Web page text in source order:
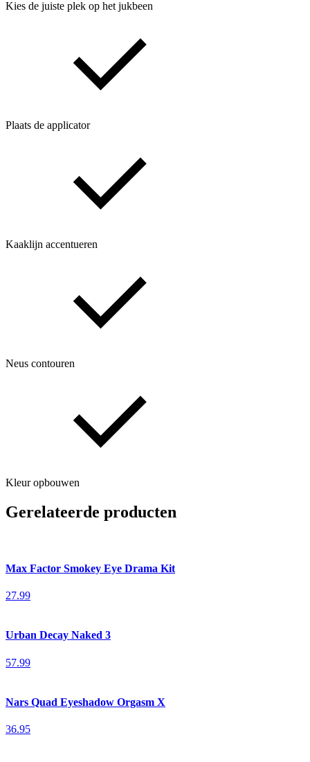
Kies de juiste plek op het jukbeen
Plaats de applicator
Kaaklijn accentueren
Neus contouren
Kleur opbouwen
Gerelateerde producten
Max Factor Smokey Eye Drama Kit
27.99
Urban Decay Naked 3
57.99
Nars Quad Eyeshadow Orgasm X
36.95